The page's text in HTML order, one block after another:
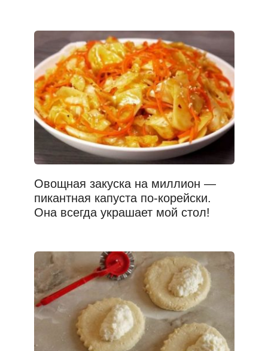
Овощная закуска на миллион —
пикантная капуста по-корейски.
Она всегда украшает мой стол!